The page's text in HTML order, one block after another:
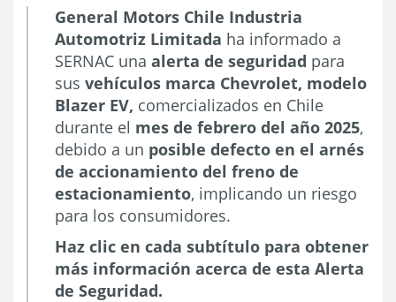
General Motors Chile Industria
Automotriz Limitada ha informado a
SERNAC una alerta de seguridad para
sus vehículos marca Chevrolet, modelo
Blazer EV, comercializados en Chile
durante el mes de febrero del año 2025,
debido a un posible defecto en el arnés
de accionamiento del freno de
estacionamiento, implicando un riesgo
para los consumidores.
Haz clic en cada subtítulo para obtener
más información acerca de esta Alerta
de Seguridad.